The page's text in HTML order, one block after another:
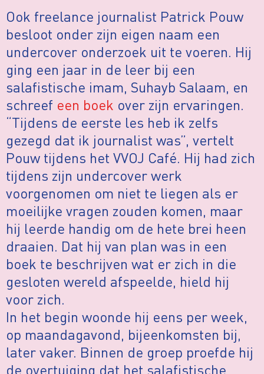
Ook freelance journalist Patrick Pouw
besloot onder zijn eigen naam een
undercover onderzoek uit te voeren. Hij
ging een jaar in de leer bij een
salafistische imam, Suhayb Salaam, en
schreef een boek over zijn ervaringen.
“Tijdens de eerste les heb ik zelfs
gezegd dat ik journalist was”, vertelt
Pouw tijdens het VVOJ Café. Hij had zich
tijdens zijn undercover werk
voorgenomen om niet te liegen als er
moeilijke vragen zouden komen, maar
hij leerde handig om de hete brei heen
draaien. Dat hij van plan was in een
boek te beschrijven wat er zich in die
gesloten wereld afspeelde, hield hij
voor zich.
In het begin woonde hij eens per week,
op maandagavond, bijeenkomsten bij,
later vaker. Binnen de groep proefde hij
de overtuiging dat het salafistische